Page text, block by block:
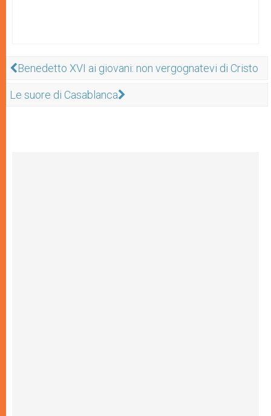
Benedetto XVI ai giovani: non vergognatevi di Cristo
Le suore di Casablanca